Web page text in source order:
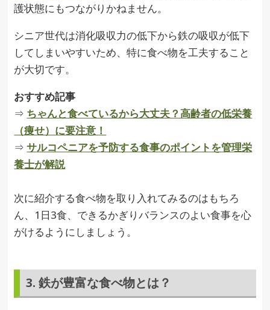
護状態にもつながりかねません。
シニア世代は消化吸収力の低下から鉄の吸収が低下
してしまいやすいため、特に食べ物を工夫すること
が大切です。
おすすめ記事
⇒ ちゃんと食べているから大丈夫？高齢者の低栄養
（痩せ）に要注意！
⇒サルコペニアを予防する食事のポイントを管理栄
養士が解説
次に紹介する食べ物を取り入れてみるのはもちろ
ん、1日3食、できるかぎりバランスのよい食事を心
がけるようにしましょう。
3. 鉄が豊富な食べ物とは？